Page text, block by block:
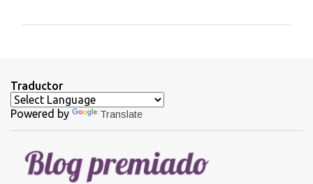
a
r
o
s
Traductor
Powered by Translate